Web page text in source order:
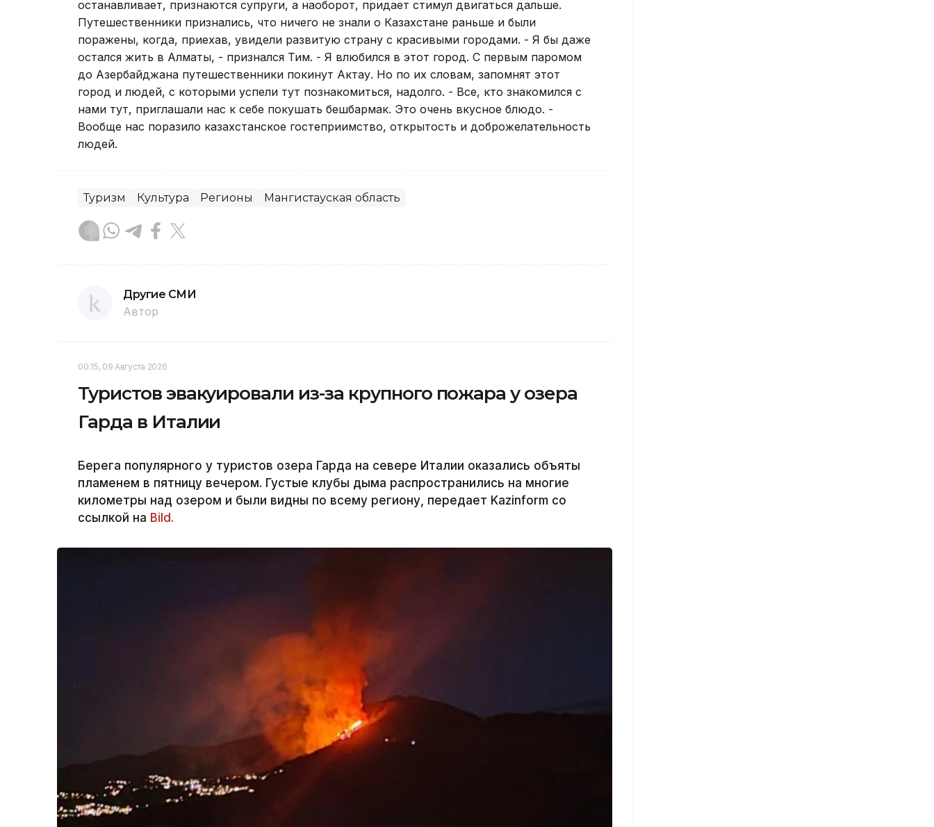
останавливает, признаются супруги, а наоборот, придает стимул двигаться дальше.
Путешественники признались, что ничего не знали о Казахстане раньше и были
поражены, когда, приехав, увидели развитую страну с красивыми городами. - Я бы даже
остался жить в Алматы, - признался Тим. - Я влюбился в этот город. С первым паромом
до Азербайджана путешественники покинут Актау. Но по их словам, запомнят этот
город и людей, с которыми успели тут познакомиться, надолго. - Все, кто знакомился с
нами тут, приглашали нас к себе покушать бешбармак. Это очень вкусное блюдо. -
Вообще нас поразило казахстанское гостеприимство, открытость и доброжелательность
людей.
Туризм Культура Регионы Мангистауская область
Другие СМИ
Автор
00:15, 09 Августа 2026
Туристов эвакуировали из-за крупного пожара у озера
Гарда в Италии
Берега популярного у туристов озера Гарда на севере Италии оказались объяты
пламенем в пятницу вечером. Густые клубы дыма распространились на многие
километры над озером и были видны по всему региону, передает Kazinform со
ссылкой на Bild.